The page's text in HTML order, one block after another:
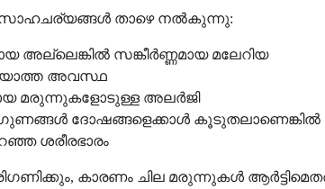
സാഹചര്യങ്ങൾ താഴെ നൽകുന്നു:
അല്ലെങ്കിൽ സങ്കീർണ്ണമായ മലേറിയ
അവസ്ഥ
മരുന്നുകളോടുള്ള അലർജി
ദോഷങ്ങളെക്കാൾ
ശരീരഭാരം
കാരണം ചില മരുന്നുകൾ